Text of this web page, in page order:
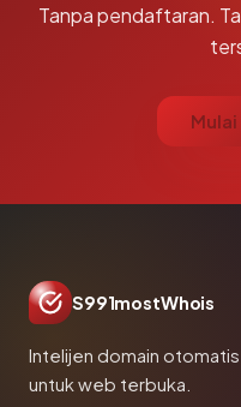
Tanpa pendaftaran.
S991mostWhois
Intelijen domain
untuk web terbuka.